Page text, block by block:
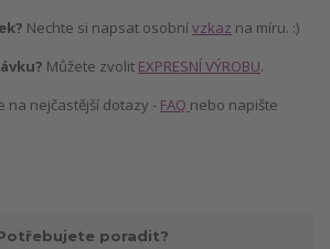
Nechte si napsat osobnívzkaz na míru. :)
Můžete zvolit EXPRESNÍ VÝROBU.
na nejčastější dotazy - FAQ nebo napište
poradit?